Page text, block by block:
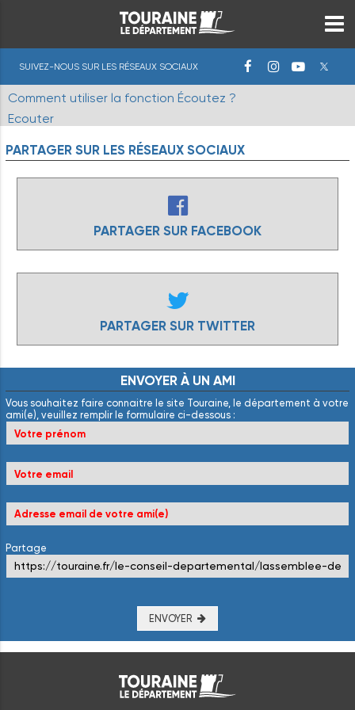
SUIVEZ-NOUS SUR LES RÉSEAUX SOCIAUX
Comment utiliser la fonction Écoutez ?
Ecouter
PARTAGER SUR LES RÉSEAUX SOCIAUX
PARTAGER SUR FACEBOOK
PARTAGER SUR TWITTER
ENVOYER À UN AMI
Vous souhaitez faire connaitre le site Touraine, le département à votre
ami(e), veuillez remplir le formulaire ci-dessous :
Partage
ENVOYER